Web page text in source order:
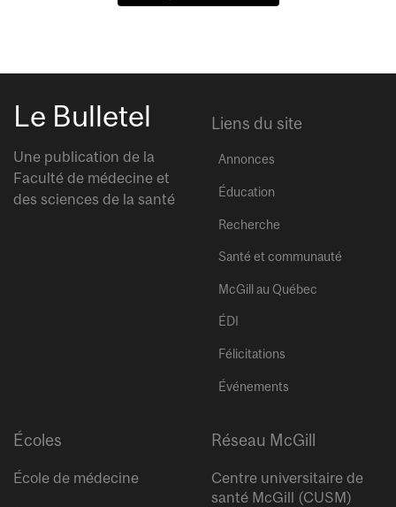
Le Bulletel
Une publication de la
Faculté de médecine et
des sciences de la santé
Liens du site
Annonces
Éducation
Recherche
Santé et communauté
McGill au Québec
ÉDI
Félicitations
Événements
Écoles
École de médecine
Réseau McGill
Centre universitaire de
santé McGill (CUSM)